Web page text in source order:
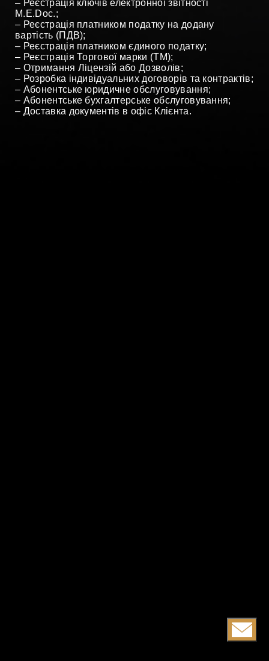
– Реєстрація ключів електронної звітності
М.Е.Doc.;
– Реєстрація платником податку на додану
вартість (ПДВ);
– Реєстрація платником єдиного податку;
– Реєстрація Торгової марки (ТМ);
– Отримання Ліцензій або Дозволів;
– Розробка індивідуальних договорів та контрактів;
– Абонентське юридичне обслуговування;
– Абонентське бухгалтерське обслуговування;
– Доставка документів в офіс Клієнта.